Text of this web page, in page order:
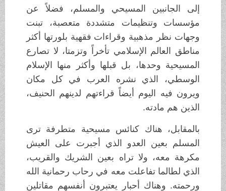
إلى الجانبين المسيحي والمسلم، فضلاً عن
مؤسسات وتنظيمات متشددة متعصبة، تبنت
وجهات نظر مذهبية وقراءات فقهية بلورتها أكثر
مناطق العالم الإسلامي تأخراً وتزمتا، لا تصارع
المسيحية وحدها، بل قبلها وأكثر منها الإسلام
الوسطي، الذي نشره العرب في كل مكان
ويرون فيه اليوم أيضاً قراءتهم لدينهم الحنيف،
الذين هم مادته.
بالمقابل، هناك كنائس مسيحية متطرفة ترى
المسلم بعين العدو الذي أجبرت على العيش
مكرهة معه، ولا تراه بعين الشريك والقريب،
الذي لطالما تفاعلت معه في رحاب رحمانية الله
ورحمته. وهناك أحبار يعتبرون أنفسهم مقاتلين